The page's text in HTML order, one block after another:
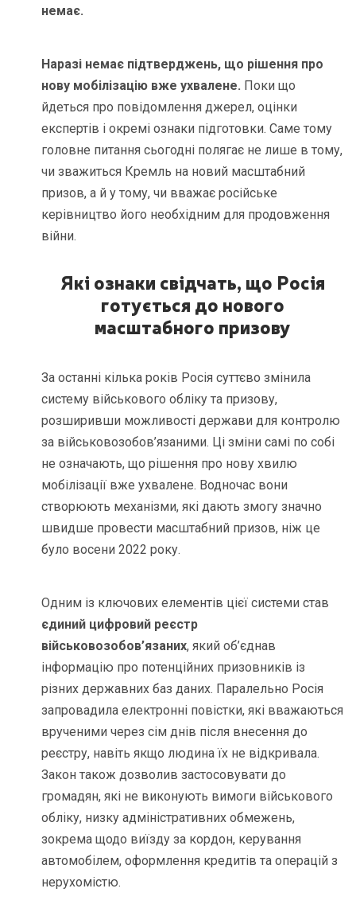
немає.
Наразі немає підтверджень, що рішення про
нову мобілізацію вже ухвалене. Поки що
йдеться про повідомлення джерел, оцінки
експертів і окремі ознаки підготовки. Саме тому
головне питання сьогодні полягає не лише в тому,
чи зважиться Кремль на новий масштабний
призов, а й у тому, чи вважає російське
керівництво його необхідним для продовження
війни.
Які ознаки свідчать, що Росія
готується до нового
масштабного призову
За останні кілька років Росія суттєво змінила
систему військового обліку та призову,
розширивши можливості держави для контролю
за військовозобов’язаними. Ці зміни самі по собі
не означають, що рішення про нову хвилю
мобілізації вже ухвалене. Водночас вони
створюють механізми, які дають змогу значно
швидше провести масштабний призов, ніж це
було восени 2022 року.
Одним із ключових елементів цієї системи став
єдиний цифровий реєстр
військовозобов’язаних, який об’єднав
інформацію про потенційних призовників із
різних державних баз даних. Паралельно Росія
запровадила електронні повістки, які вважаються
врученими через сім днів після внесення до
реєстру, навіть якщо людина їх не відкривала.
Закон також дозволив застосовувати до
громадян, які не виконують вимоги військового
обліку, низку адміністративних обмежень,
зокрема щодо виїзду за кордон, керування
автомобілем, оформлення кредитів та операцій з
нерухомістю.